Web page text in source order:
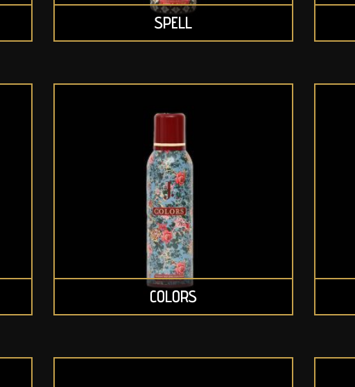
SPELL
COLORS